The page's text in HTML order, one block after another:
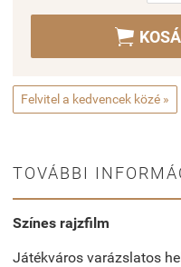

Felvitel a kedvencek közé »
TOVÁBBI
Színes rajzfilm
Játékváros varázslatos